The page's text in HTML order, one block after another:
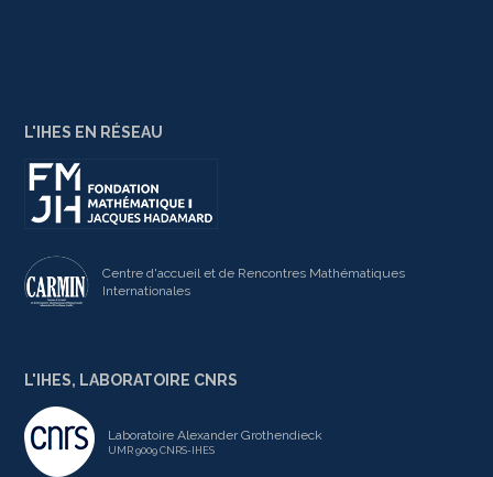
L'IHES EN RÉSEAU
Centre d'accueil et de Rencontres Mathématiques
Internationales
L'IHES, LABORATOIRE CNRS
Laboratoire Alexander Grothendieck
UMR 9009 CNRS-IHES